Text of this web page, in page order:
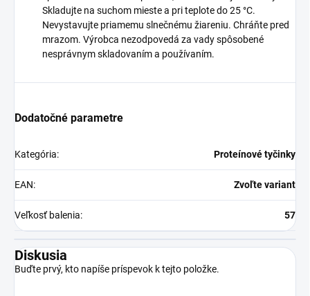
Skladujte na suchom mieste a pri teplote do 25 °C.
Nevystavujte priamemu slnečnému žiareniu. Chráňte pred
mrazom. Výrobca nezodpovedá za vady spôsobené
nesprávnym skladovaním a používaním.
Dodatočné parametre
Kategória: Proteínové tyčinky
EAN: Zvoľte variant
Veľkosť balenia: 57
Diskusia
Buďte prvý, kto napíše príspevok k tejto položke.